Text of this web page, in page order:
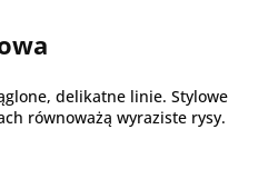
delikatne linie. Stylowe
równoważą wyraziste rysy.